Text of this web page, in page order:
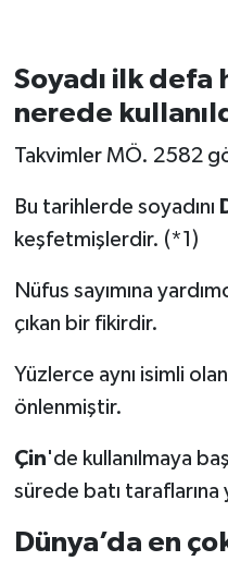
Soyadı ilk defa
nerede
Takvimler MÖ. 2582
Bu tarihlerde soyadını
keşfetmişlerdir. (*1)
Nüfus sayımına
çıkan bir fikirdir.
Yüzlerce aynı isimli
önlenmiştir.
Çin'de kullanılmaya
sürede batı taraflarına
Dünya’da en
Ulusal Haberler
Teknoloji Haberleri
Siyaset Haberleri
Dünya Haberleri
Yerel Haberler
Haber Arşivi